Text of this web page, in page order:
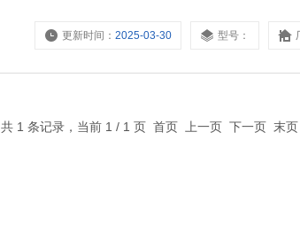
更新时间：2025-03-30 型号：
共 1 条记录，当前 1 / 1 页 首页 上一页 下一页 末